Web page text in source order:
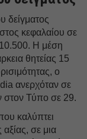
δείγματος
κεφαλαίου σε
Η μέση
θητείας 15
ο
ανερχόταν σε
στον Τύπο σε 29.
καλύπτει
σε μια